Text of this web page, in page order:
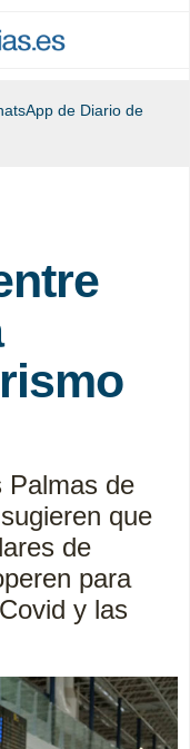
de Diario de
Palmas de
que
de
para
y las